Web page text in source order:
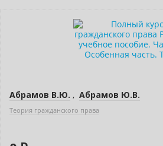
Абрамов В.Ю. , Абрамов Ю.В.
Теория гражданского права